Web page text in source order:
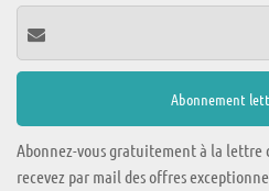
Abonnez-vous gratuitement à la lettre
recevez par mail des offres